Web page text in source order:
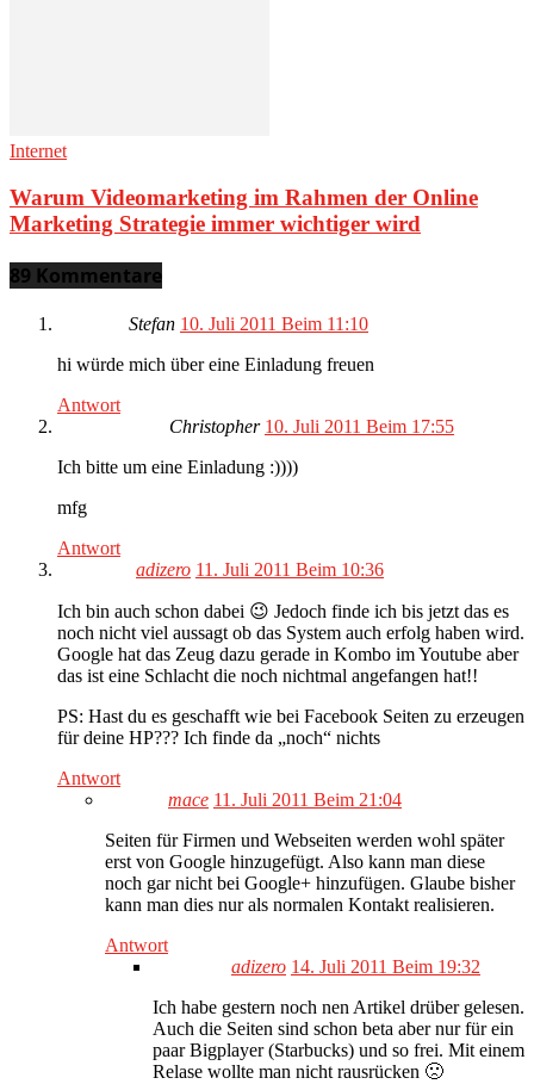
Internet
Warum Videomarketing im Rahmen der Online
Marketing Strategie immer wichtiger wird
89 Kommentare
Stefan 10. Juli 2011 Beim 11:10
hi würde mich über eine Einladung freuen
Antwort
Christopher 10. Juli 2011 Beim 17:55
Ich bitte um eine Einladung :))))
mfg
Antwort
adizero 11. Juli 2011 Beim 10:36
Ich bin auch schon dabei 😉 Jedoch finde ich bis jetzt das es
noch nicht viel aussagt ob das System auch erfolg haben wird.
Google hat das Zeug dazu gerade in Kombo im Youtube aber
das ist eine Schlacht die noch nichtmal angefangen hat!!
PS: Hast du es geschafft wie bei Facebook Seiten zu erzeugen
für deine HP??? Ich finde da „noch“ nichts
Antwort
mace 11. Juli 2011 Beim 21:04
Seiten für Firmen und Webseiten werden wohl später
erst von Google hinzugefügt. Also kann man diese
noch gar nicht bei Google+ hinzufügen. Glaube bisher
kann man dies nur als normalen Kontakt realisieren.
Antwort
adizero 14. Juli 2011 Beim 19:32
Ich habe gestern noch nen Artikel drüber gelesen.
Auch die Seiten sind schon beta aber nur für ein
paar Bigplayer (Starbucks) und so frei. Mit einem
Relase wollte man nicht rausrücken 🙁